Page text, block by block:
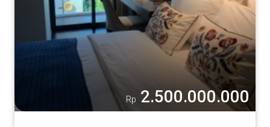
Rp 2.500.000.000